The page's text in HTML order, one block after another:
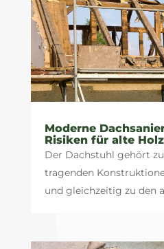
Moderne
Risiken für alte
Der Dachstuhl gehört
tragenden
und gleichzeitig zu den